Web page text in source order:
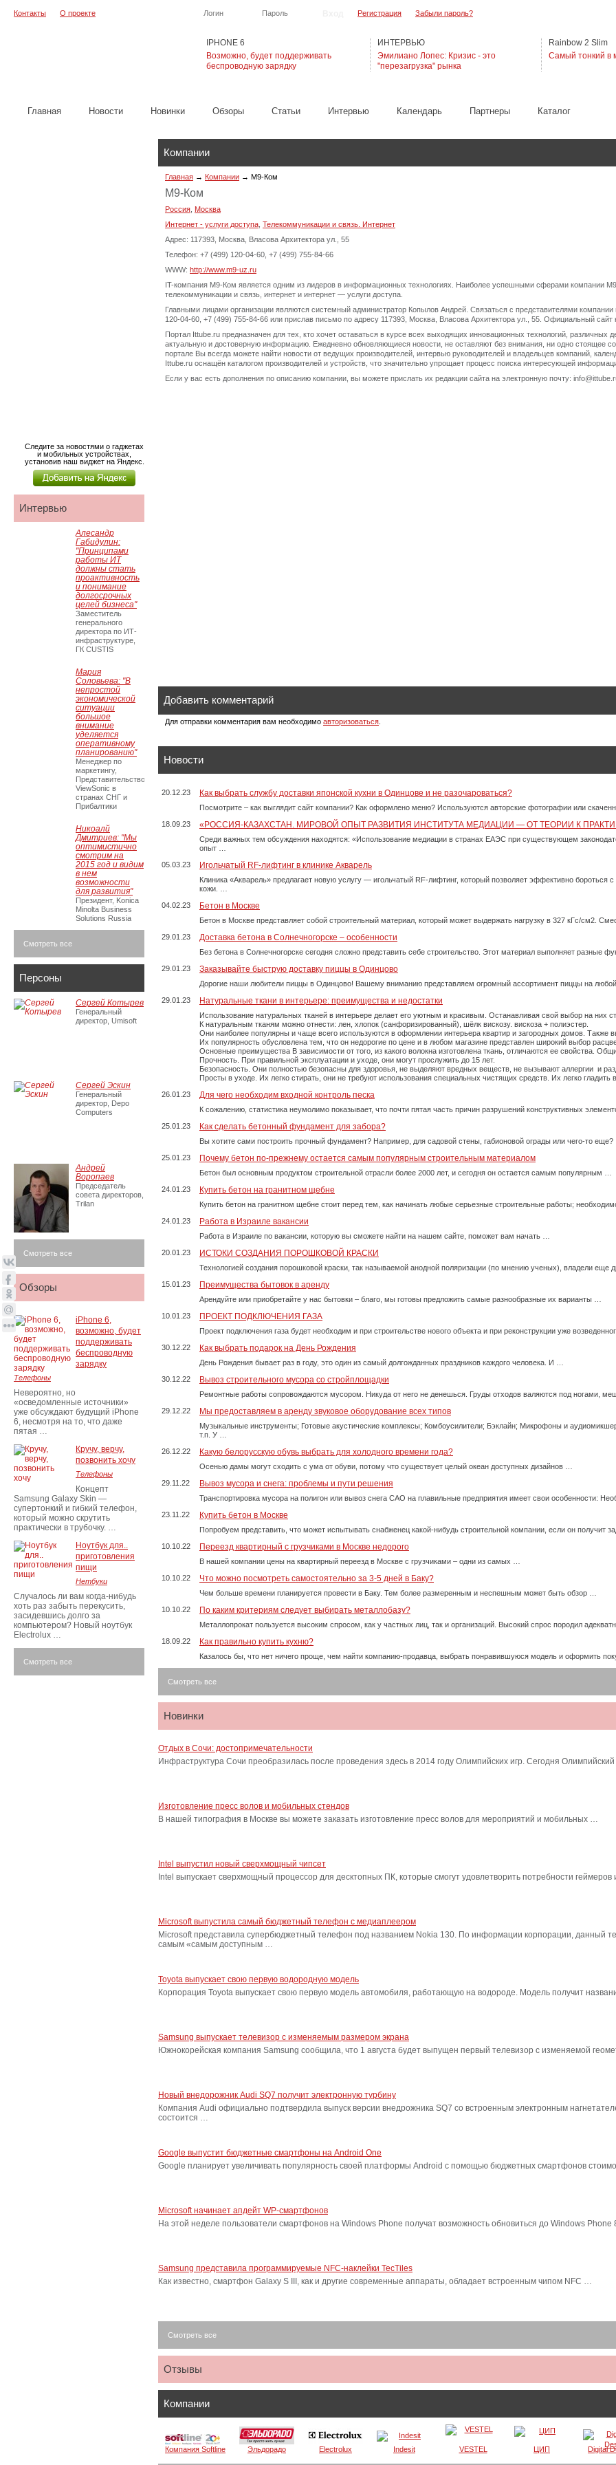
IPHONE 6
Возможно, будет поддерживать
беспроводную зарядку
ИНТЕРВЬЮ
Эмилиано Лопес: Кризис - это
"перезагрузка" рынка
Rainbow 2 Slim
Самый тонкий в
Логин Пароль
Контакты О проекте
Главная Новости Новинки Обзоры Cтатьи Интервью Календарь Партнеры Каталог
Регистрация Забыли пароль?
Компании
Главная → Компании → М9-Ком
М9-Ком
Россия Москва
Интернет - услуги доступа Телекоммуникации и связь. Интернет
Адрес: 117393, Москва, Власова Архитектора ул., 55
Телефон: +7 (499) 120-04-60, +7 (499) 755-84-66
WWW: http://www.m9-uz.ru
IT-компания М9-Ком является одним из лидеров в информационных технологиях. Наиболее успешными сферами компании
телекоммуникации и связь, интернет и интернет — услуги доступа.
Главными лицами организации являются системный администратор Копылов Андрей. Связаться с представителями
120-04-60, +7 (499) 755-84-66 или прислав письмо по адресу 117393, Москва, Власова Архитектора ул., 55. Официальный сайт
Портал Ittube.ru предназначен для тех, кто хочет оставаться в курсе всех выходящих инновационных технологий, различных
актуальную и достоверную информацию. Ежедневно обновляющиеся новости, не оставляют без внимания, ни одно стоящее
портале Вы всегда можете найти новости от ведущих производителей, интервью руководителей и владельцев компаний,
Ittube.ru оснащён каталогом производителей и устройств, что значительно упрощает процесс поиска интересующей
Если у вас есть дополнения по описанию компании, вы можете прислать их редакции сайта на электронную почту:
Добавить комментарий
Для отправки комментария вам необходимо авторизоваться
Новости
20.12.23 Как выбрать службу доставки японской кухни в Одинцове и не разочароваться?
Посмотрите – как выглядит сайт компании? Как оформлено меню? Используются авторские фотографии или
18.09.23
«РОССИЯ-КАЗАХСТАН. МИРОВОЙ ОПЫТ РАЗВИТИЯ ИНСТИТУТА МЕДИАЦИИ — ОТ ТЕОРИИ К
Среди важных тем обсуждения находятся: «Использование медиации в странах ЕАЭС при существующем
опыт …
05.03.23
Игольчатый RF-лифтинг в клинике Акварель
Клиника «Акварель» предлагает новую услугу — игольчатый RF-лифтинг, который позволяет эффективно бороться
кожи. …
04.02.23
Бетон в Москве
Бетон в Москве представляет собой строительный материал, который может выдержать нагрузку в 327 кГс/см2.
29.01.23
Доставка бетона в Солнечногорске – особенности
Без бетона в Солнечногорске сегодня сложно представить себе строительство. Этот материал выполняет разные
29.01.23
Заказывайте быструю доставку пиццы в Одинцово
Дорогие наши любители пиццы в Одинцово! Вашему вниманию представляем огромный ассортимент пиццы на
29.01.23
Натуральные ткани в интерьере: преимущества и недостатки
Использование натуральных тканей в интерьере делает его уютным и красивым. Останавливая свой выбор на
К натуральным тканям можно отнести: лен, хлопок (санфоризированный), шёлк вискозу. вискоза + полиэстер.
Они наиболее популярны и чаще всего используются в оформлении интерьера квартир и загородных домов. Также
Их популярность обусловлена тем, что он недорогие по цене и в любом магазине представлен широкий выбор
Основные преимущества В зависимости от того, из какого волокна изготовлена ткань, отличаются ее свойства.
Прочность. При правильной эксплуатации и уходе, они могут прослужить до 15 лет.
Безопасность. Они полностью безопасны для здоровья, не выделяют вредных веществ, не вызывают аллергии и
Просты в уходе. Их легко стирать, они не требуют использования специальных чистящих средств. Их легко
26.01.23
Для чего необходим входной контроль песка
К сожалению, статистика неумолимо показывает, что почти пятая часть причин разрушений конструктивных
25.01.23
Как сделать бетонный фундамент для забора?
Вы хотите сами построить прочный фундамент? Например, для садовой стены, габионовой ограды или чего-то еще?
25.01.23
Почему бетон по-прежнему остается самым популярным строительным материалом
Бетон был основным продуктом строительной отрасли более 2000 лет, и сегодня он остается самым популярным …
24.01.23
Купить бетон на гранитном щебне
Купить бетон на гранитном щебне стоит перед тем, как начинать любые серьезные строительные работы;
24.01.23
Работа в Израиле вакансии
Работа в Израиле по вакансии, которую вы сможете найти на нашем сайте, поможет вам начать …
20.01.23
ИСТОКИ СОЗДАНИЯ ПОРОШКОВОЙ КРАСКИ
Технологией создания порошковой краски, так называемой анодной поляризации (по мнению ученых), владели еще
15.01.23
Преимущества бытовок в аренду
Арендуйте или приобретайте у нас бытовки – благо, мы готовы предложить самые разнообразные их варианты …
10.01.23
ПРОЕКТ ПОДКЛЮЧЕНИЯ ГАЗА
Проект подключения газа будет необходим и при строительстве нового объекта и при реконструкции уже
30.12.22
Как выбрать подарок на День Рождения
День Рождения бывает раз в году, это один из самый долгожданных праздников каждого человека. И …
30.12.22
Вывоз строительного мусора со стройплощадки
Ремонтные работы сопровождаются мусором. Никуда от него не денешься. Груды отходов валяются под ногами,
29.12.22
Мы предоставляем в аренду звуковое оборудование всех типов
Музыкальные инструменты; Готовые акустические комплексы; Комбоусилители; Бэклайн; Микрофоны и
т.п. У …
26.12.22
Какую белорусскую обувь выбрать для холодного времени года?
Осенью дамы могут сходить с ума от обуви, потому что существует целый океан доступных дизайнов …
29.11.22
Вывоз мусора и снега: проблемы и пути решения
Транспортировка мусора на полигон или вывоз снега САО на плавильные предприятия имеет свои особенности:
23.11.22
Купить бетон в Москве
Попробуем представить, что может испытывать снабженец какой-нибудь строительной компании, если он получит
10.10.22
Переезд квартирный с грузчиками в Москве недорого
В нашей компании цены на квартирный переезд в Москве с грузчиками – одни из самых …
10.10.22
Что можно посмотреть самостоятельно за 3-5 дней в Баку?
Чем больше времени планируется провести в Баку. Тем более размеренным и неспешным может быть обзор …
10.10.22
По каким критериям следует выбирать металлобазу?
Металлопрокат пользуется высоким спросом, как у частных лиц, так и организаций. Высокий спрос породил
18.09.22
Как правильно купить кухню?
Казалось бы, что нет ничего проще, чем найти компанию-продавца, выбрать понравившуюся модель и оформить
Смотреть все
Новинки
Отдых в Сочи: достопримечательности
Инфраструктура Сочи преобразилась после проведения здесь в 2014 году Олимпийских игр. Сегодня
Изготовление пресс волов и мобильных стендов
В нашей типография в Москве вы можете заказать изготовление пресс волов для мероприятий и мобильных …
Intel выпустил новый сверхмощный чипсет
Intel выпускает сверхмощный процессор для десктопных ПК, которые смогут удовлетворить потребности
Microsoft выпустила самый бюджетный телефон с медиаплеером
Microsoft представила супербюджетный телефон под названием Nokia 130. По информации корпорации, данный
самым «самым доступным …
Toyota выпускает свою первую водородную модель
Корпорация Toyota выпускает свою первую модель автомобиля, работающую на водороде. Модель получит
Samsung выпускает телевизор с изменяемым размером экрана
Южнокорейская компания Samsung сообщила, что 1 августа будет выпущен первый телевизор с изменяемой
Новый внедорожник Audi SQ7 получит электронную турбину
Компания Audi официально подтвердила выпуск версии внедрожника SQ7 со встроенным электронным
состоится …
Google выпустит бюджетные смартфоны на Android One
Google планирует увеличивать популярность своей платформы Android с помощью бюджетных смартфонов
Microsoft начинает апдейт WP-смартфонов
На этой неделе пользователи смартфонов на Windows Phone получат возможность обновиться до Windows
Samsung представила программируемые NFC-наклейки TecTiles
Как известно, смартфон Galaxy S III, как и другие современные аппараты, обладает встроенным чипом NFC …
Смотреть все
Отзывы
Компании
Компания Softline Эльдорадо Electrolux Indesit VESTEL ЦИП Digital
Следите за новостями о гаджетах
и мобильных устройствах,
установив наш виджет на Яндекс.
Интервью
Алесандр
Габидулин:
"Принципами
работы ИТ
должны стать
проактивность
и понимание
долгосрочных
целей бизнеса"
Заместитель
генерального
директора по ИТ-
инфраструктуре,
ГК CUSTIS
Мария
Соловьева: "В
непростой
экономической
ситуации
большое
внимание
уделяется
оперативному
планированию"
Менеджер по
маркетингу,
Представительство
ViewSonic в
странах СНГ и
Прибалтики
Никоалй
Дмитриев: "Мы
оптимистично
смотрим на
2015 год и видим
в нем
возможности
для развития"
Президент, Konica
Minolta Business
Solutions Russia
Смотреть все
Персоны
Сергей Котырев
Генеральный
директор, Umisoft
Сергей Эскин
Генеральный
директор, Depo
Computers
Андрей
Воропаев
Председатель
совета директоров,
Trilan
Смотреть все
Обзоры
iPhone 6,
возможно, будет
поддерживать
беспроводную
зарядку
Телефоны
Невероятно, но
«осведомленные источники»
уже обсуждают будущий iPhone
6, несмотря на то, что даже
пятая …
Кручу, верчу,
позвонить хочу
Телефоны
Концепт
Samsung Galaxy Skin —
супертонкий и гибкий телефон,
который можно скрутить
практически в трубочку. …
Ноутбук для..
приготовления
пищи
Нетбуки
Случалось ли вам когда-нибудь
хоть раз забыть перекусить,
засидевшись долго за
компьютером? Новый ноутбук
Electrolux …
Смотреть все